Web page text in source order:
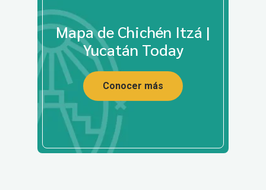
Mapa de Chichén Itzá |
Yucatán Today
Conocer más